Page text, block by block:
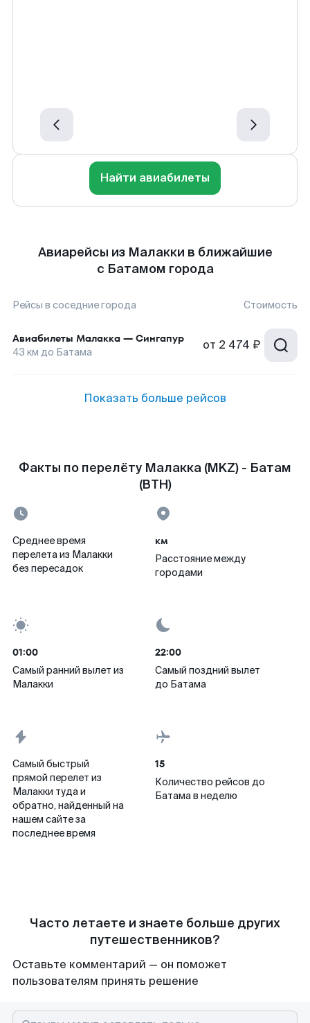
Найти авиабилеты
Авиарейсы из Малакки в ближайшие
с Батамом города
Рейсы в соседние города Стоимость
Авиабилеты Малакка — Сингапур
43 км до Батама от 2 474 ₽
Показать больше рейсов
Факты по перелёту Малакка (MKZ) - Батам
(BTH)
Среднее время
перелета из Малакки
без пересадок
км
Расстояние между
городами
01:00
Самый ранний вылет из
Малакки
22:00
Самый поздний вылет
до Батама
Самый быстрый
прямой перелет из
Малакки туда и
обратно, найденный на
нашем сайте за
последнее время
15
Количество рейсов до
Батама в неделю
Часто летаете и знаете больше других
путешественников?
Оставьте комментарий — он поможет
пользователям принять решение